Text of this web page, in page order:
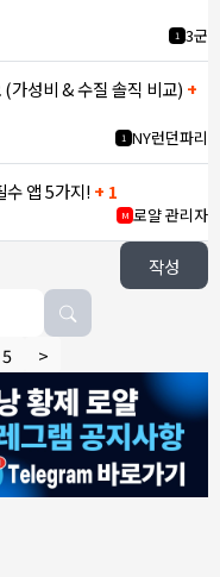
려줌
1 3군
가성비 & 수질 솔직 비교) +
1 NY런던파리
수 앱 5가지! + 1
M 로얄 관리자
작성
5 >